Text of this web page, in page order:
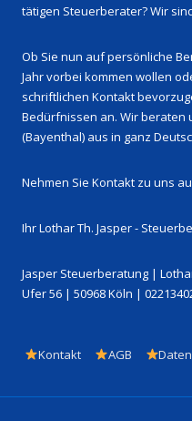
tätigen Steuerberater? Wir
Ob Sie nun auf persönliche
Jahr vorbei kommen wollen
schriftlichen Kontakt
Bedürfnissen an. Wir beraten
(Bayenthal) aus in ganz
Nehmen Sie Kontakt zu uns
Ihr Lothar Th. Jasper -
Jasper Steuerberatung |
Ufer 56 | 50968 Köln |
Footer-
Menü
Kontakt AGB